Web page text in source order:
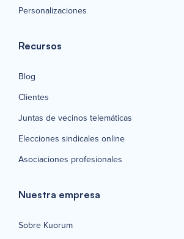
Personalizaciones
Recursos
Blog
Clientes
Juntas de vecinos telemáticas
Elecciones sindicales online
Asociaciones profesionales
Nuestra empresa
Sobre Kuorum